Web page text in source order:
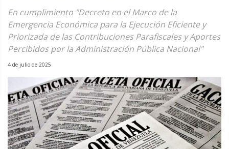
En cumplimiento "Decreto en el Marco de la
Emergencia Económica para la Ejecución Eficiente y
Priorizada de las Contribuciones Parafiscales y Aportes
Percibidos por la Administración Pública Nacional"
4 de julio de 2025